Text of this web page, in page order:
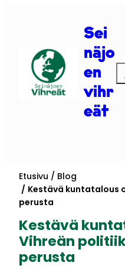
Sei
näjo
en
vihr
eät
Etusivu
Blog
Kestävä kuntatalous
perusta
Kestävä
Vihreän
perusta